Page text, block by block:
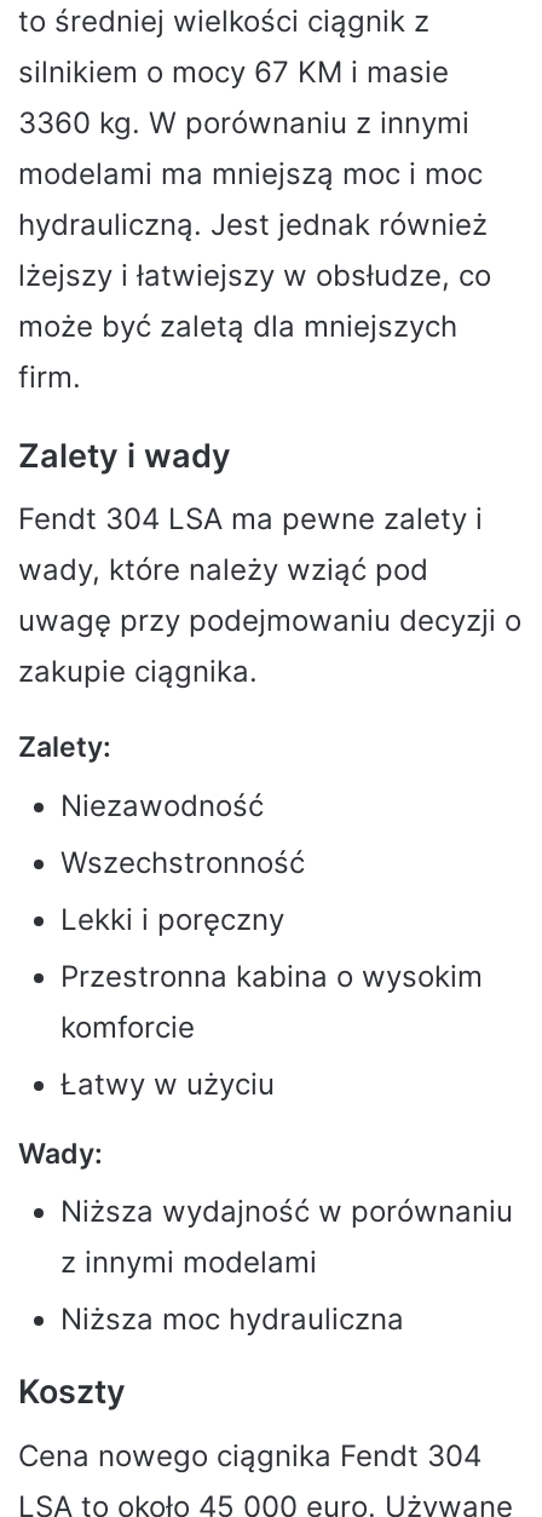
to średniej wielkości ciągnik z
silnikiem o mocy 67 KM i masie
3360 kg. W porównaniu z innymi
modelami ma mniejszą moc i moc
hydrauliczną. Jest jednak również
lżejszy i łatwiejszy w obsłudze, co
może być zaletą dla mniejszych
firm.
Zalety i wady
Fendt 304 LSA ma pewne zalety i
wady, które należy wziąć pod
uwagę przy podejmowaniu decyzji o
zakupie ciągnika.
Zalety:
Niezawodność
Wszechstronność
Lekki i poręczny
Przestronna kabina o wysokim
komforcie
Łatwy w użyciu
Wady:
Niższa wydajność w porównaniu
z innymi modelami
Niższa moc hydrauliczna
Koszty
Cena nowego ciągnika Fendt 304
LSA to około 45 000 euro. Używane